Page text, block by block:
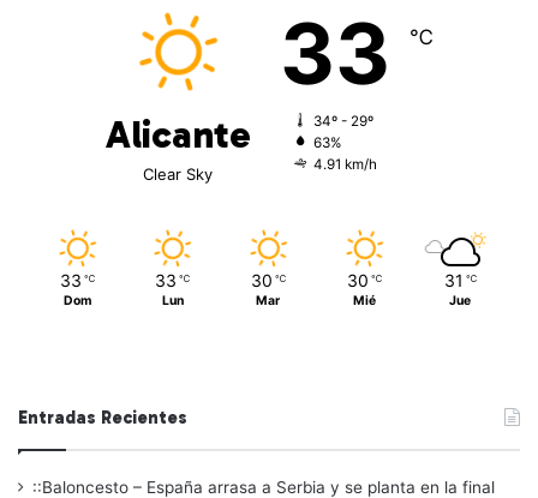
Alicante
Clear Sky
33 ℃
34º - 29º
63%
4.91 km/h
33 ℃
Dom
33 ℃
Lun
30 ℃
Mar
30 ℃
Mié
31 ℃
Jue
Entradas Recientes
::Baloncesto – España arrasa a Serbia y se planta en la final